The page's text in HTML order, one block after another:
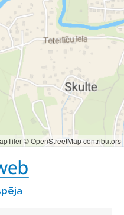
© OpenStreetMap contributors